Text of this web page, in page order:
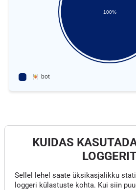
100%
bot
KUIDAS
Sellel lehel saate üksikasjalikku
loggeri külastuste kohta. Kui siin